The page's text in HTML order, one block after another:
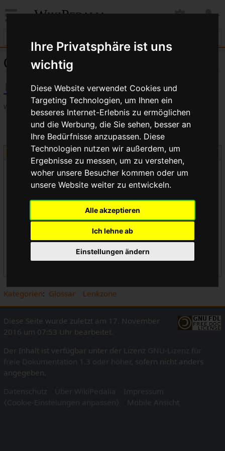
Ihre Privatsphäre ist uns
wichtig
Diese Website verwendet Cookies und
Targeting Technologien, um Ihnen ein
besseres Internet-Erlebnis zu ermöglichen
und die Werbung, die Sie sehen, besser an
Ihre Bedürfnisse anzupassen. Diese
Technologien nutzen wir außerdem, um
Ergebnisse zu messen, um zu verstehen,
woher unsere Besucher kommen oder um
unsere Website weiter zu entwickeln.
Alle akzeptieren
Ich lehne ab
Einstellungen ändern
WikiPedalia
Griff
Weiterleitung
Weiterleitung nach:
Lenkergriff
Weitere interessante Artikel zum ThemaLenkzone
Knarzen, Knacken und Quietschen
Kunstgriffe beim Messen
Gabelkrone
Lenkerband wickeln
Lenkerband
Akisu
Kategorien: Glossar Lenkzone
Diese Seite wurde zuletzt am 17. November
2016 um 07:53 Uhr bearbeitet.
Der Inhalt ist verfügbar unter der Lizenz GNU-Lizenz für
freie Dokumentation 1.3 oder höher , sofern nicht anders
angegeben.
Datenschutz
Über WikiPedalia
Impressum
⧼Cookie-Einstelungen anpassen⧽
Mobile Ansicht